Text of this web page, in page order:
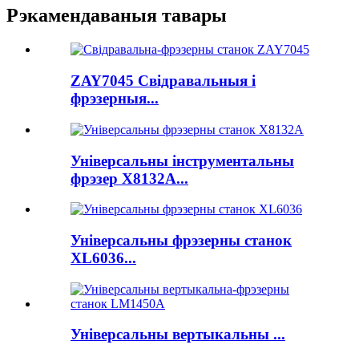
Рэкамендаваныя тавары
ZAY7045 Свідравальныя і
фрэзерныя...
Універсальны інструментальны
фрэзер X8132A...
Універсальны фрэзерны станок
XL6036...
Універсальны вертыкальны ...